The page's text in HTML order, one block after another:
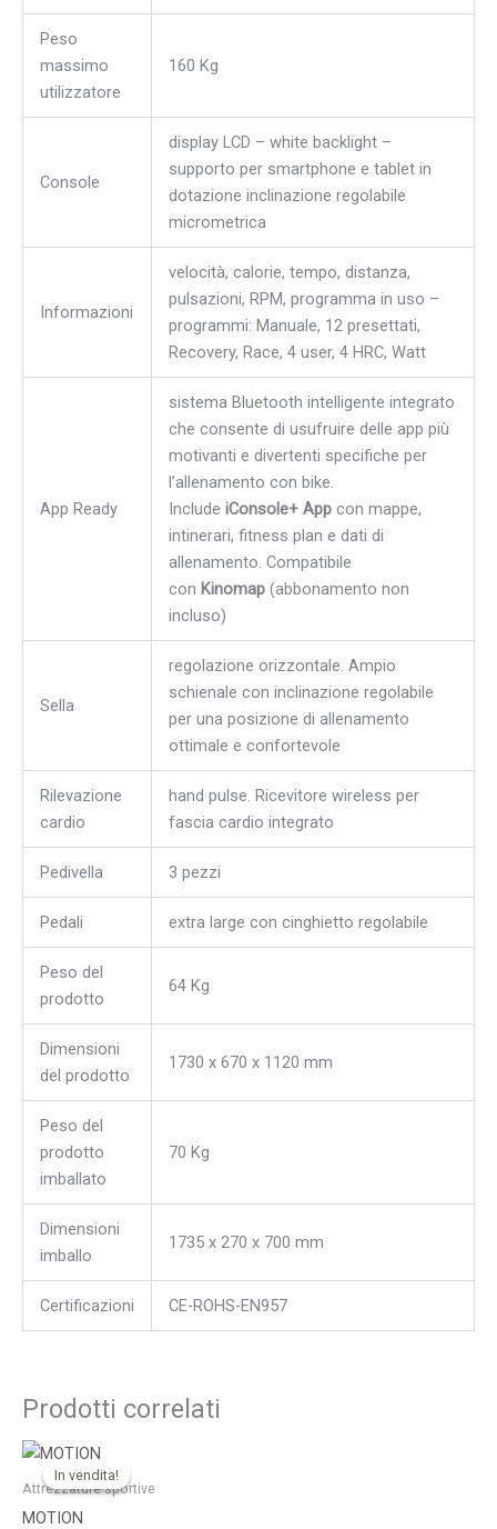
Peso
massimo
utilizzatore
160 Kg
Console
display LCD – white backlight –
supporto per smartphone e tablet in
dotazione inclinazione regolabile
micrometrica
Informazioni
velocità, calorie, tempo, distanza,
pulsazioni, RPM, programma in uso –
programmi: Manuale, 12 presettati,
Recovery, Race, 4 user, 4 HRC, Watt
App Ready
sistema Bluetooth intelligente integrato
che consente di usufruire delle app più
motivanti e divertenti specifiche per
l’allenamento con bike.
Include iConsole+ Appcon mappe,
intinerari, fitness plan e dati di
allenamento. Compatibile
con Kinomap(abbonamento non
incluso)
Sella
regolazione orizzontale. Ampio
schienale con inclinazione regolabile
per una posizione di allenamento
ottimale e confortevole
Rilevazione
cardio
hand pulse. Ricevitore wireless per
fascia cardio integrato
Pedivella 3 pezzi
Pedali extra large con cinghietto regolabile
Peso del
prodotto
64 Kg
Dimensioni
del prodotto
1730 x 670 x 1120 mm
Peso del
prodotto
imballato
70 Kg
Dimensioni
imballo
1735 x 270 x 700 mm
Certificazioni CE-ROHS-EN957
Prodotti correlati
In vendita!
In vendita!
Attrezzature sportive
MOTION
Il
prezzo
originale
599,00 €.
attuale